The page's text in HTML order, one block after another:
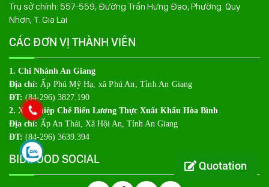
Trụ sở chính: 557-559, Đường Trần Hưng Đạo, Phường. Quy
Nhơn, T. Gia Lai
CÁC ĐƠN VỊ THÀNH VIÊN
1. Chi Nhánh An Giang
Địa chỉ: Ấp Phú Mỹ Hạ, xã Phú An, Tỉnh An Giang
ĐT: (84-296) 3827.190
2. Xí Nghiệp Chế Biến Lương Thực Xuất Khẩu Hòa Bình
Địa chỉ: Ấp An Thái, Xã Hội An, Tỉnh An Giang
ĐT: (84-296) 3639.394
BIDIFOOD SOCIAL Quotation